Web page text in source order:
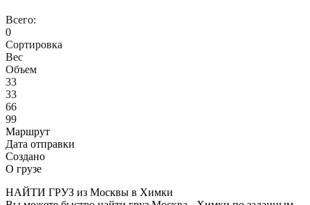
Всего:
0
Сортировка
Вес
Объем
33
33
66
99
Маршрут
Дата отправки
Создано
О грузе
НАЙТИ ГРУЗ из Москвы в Химки